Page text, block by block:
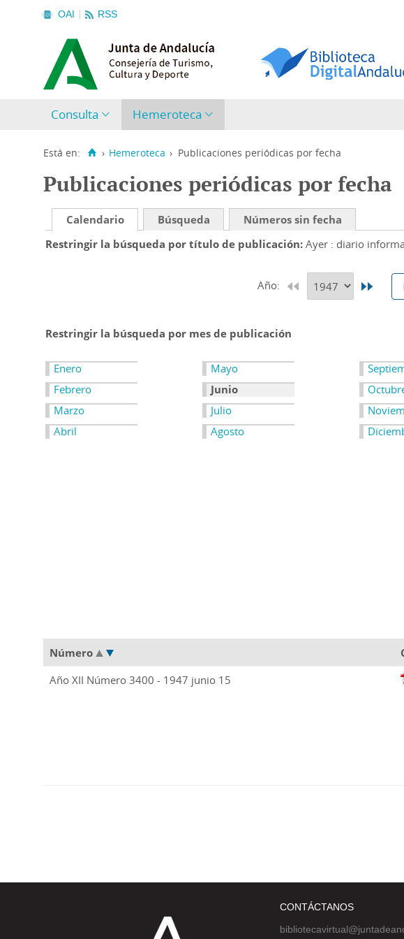
OAI RSS
Consulta Hemeroteca
Está en: › Hemeroteca › Publicaciones periódicas por fecha
Publicaciones periódicas por fecha
Calendario Búsqueda
Números sin fecha
Restringir la búsqueda por título de publicación Ayer : diario
Año:
Restringir la búsqueda por mes de publicación
Enero
Febrero
Marzo
Abril
Mayo
Junio
Julio
Agosto
Número
Año XII Número 3400 - 1947 junio 15
CONTÁCTANOS